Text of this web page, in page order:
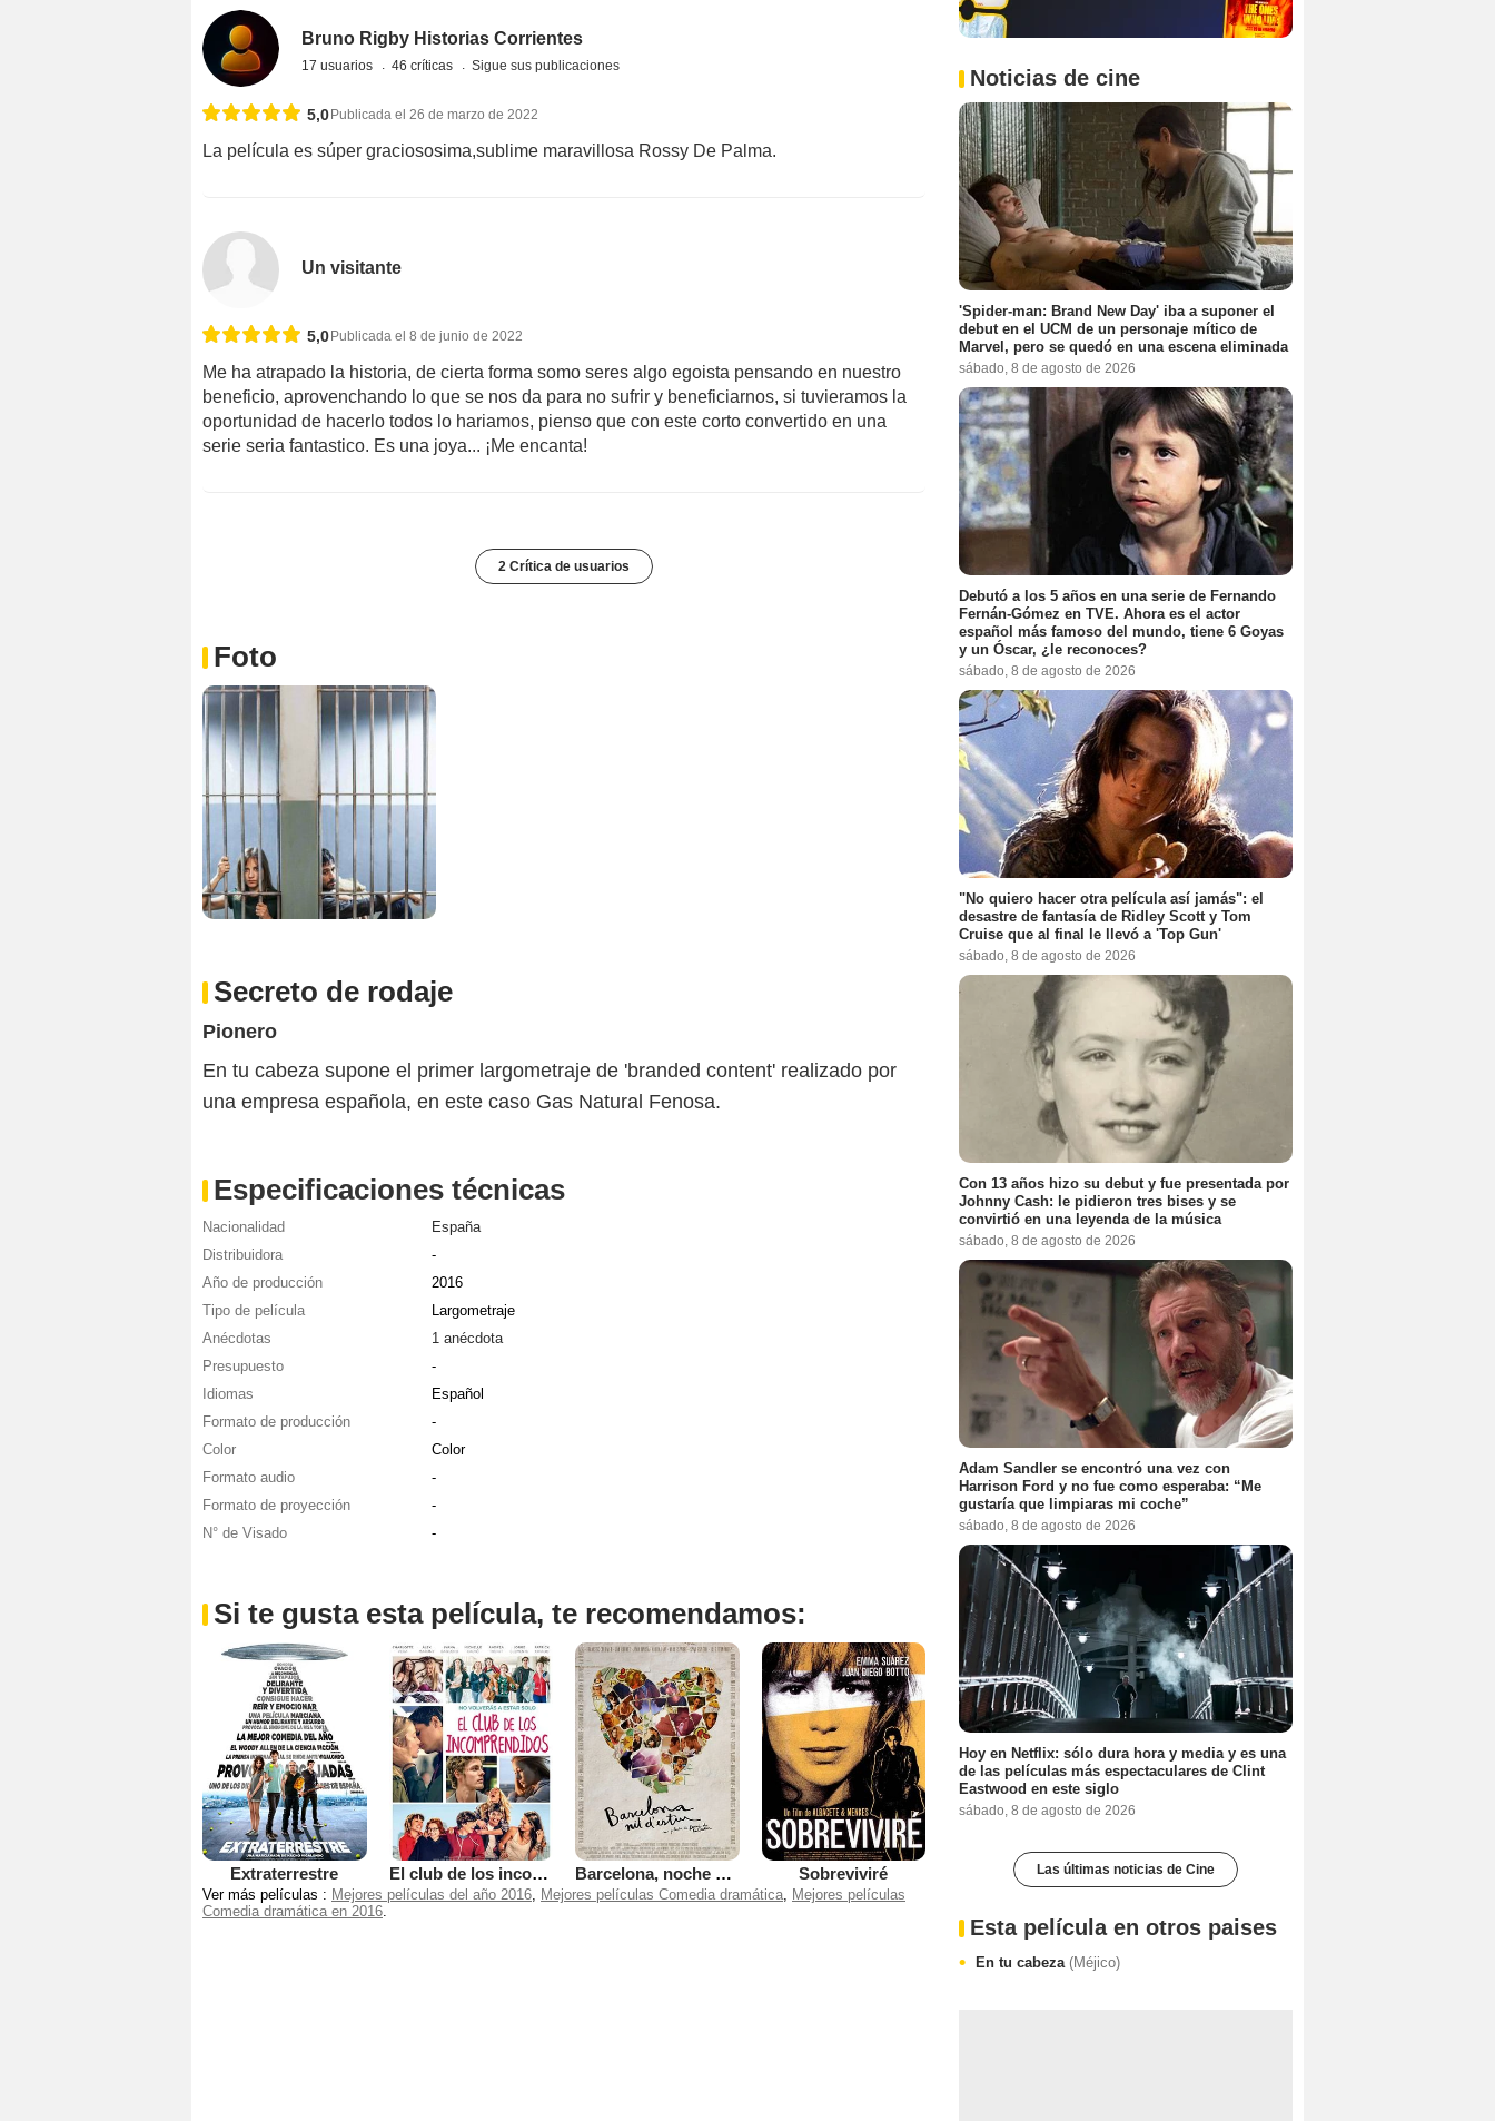
Bruno Rigby Historias Corrientes
17 usuarios 46 críticas Sigue sus publicaciones
5,0Publicada el 26 de marzo de 2022
La película es súper graciososima,sublime maravillosa Rossy De Palma.
Un visitante
5,0 Publicada el 8 de junio de 2022
Me ha atrapado la historia, de cierta forma somo seres algo egoista pensando en nuestro
beneficio, aprovenchando lo que se nos da para no sufrir y beneficiarnos, si tuvieramos la
oportunidad de hacerlo todos lo hariamos, pienso que con este corto convertido en una
serie seria fantastico. Es una joya... ¡Me encanta!
2 Crítica de usuarios
Foto
Secreto de rodaje
Pionero
En tu cabeza supone el primer largometraje de 'branded content' realizado por
una empresa española, en este caso Gas Natural Fenosa.
Especificaciones técnicas
Nacionalidad
España
Distribuidora
-
Año de producción
2016
Tipo de película
Largometraje
Anécdotas
1 anécdota
Presupuesto
-
Idiomas
Español
Formato de producción
-
Color
Color
Formato audio
-
Formato de proyección
-
N° de Visado
-
Si te gusta esta película, te recomendamos:
Extraterrestre El club de los incomprendidos Barcelona, noche de verano Sobreviviré
Ver más películas : Mejores películas del año 2016, Mejores películas Comedia dramática, Mejores películas
Comedia dramática en 2016.
Noticias de cine
'Spider-man: Brand New Day' iba a suponer el
debut en el UCM de un personaje mítico de
Marvel, pero se quedó en una escena eliminada
sábado, 8 de agosto de 2026
Debutó a los 5 años en una serie de Fernando
Fernán-Gómez en TVE. Ahora es el actor
español más famoso del mundo, tiene 6 Goyas
y un Óscar, ¿le reconoces?
sábado, 8 de agosto de 2026
"No quiero hacer otra película así jamás": el
desastre de fantasía de Ridley Scott y Tom
Cruise que al final le llevó a 'Top Gun'
sábado, 8 de agosto de 2026
Con 13 años hizo su debut y fue presentada por
Johnny Cash: le pidieron tres bises y se
convirtió en una leyenda de la música
sábado, 8 de agosto de 2026
Adam Sandler se encontró una vez con
Harrison Ford y no fue como esperaba: “Me
gustaría que limpiaras mi coche”
sábado, 8 de agosto de 2026
Hoy en Netflix: sólo dura hora y media y es una
de las películas más espectaculares de Clint
Eastwood en este siglo
sábado, 8 de agosto de 2026
Las últimas noticias de Cine
Esta película en otros paises
En tu cabeza (Méjico)